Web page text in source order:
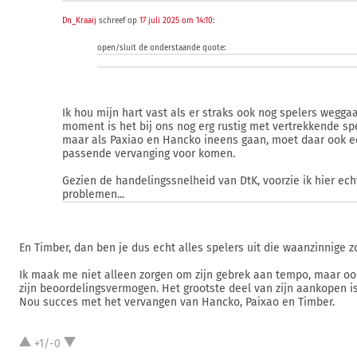
Dn_Kraaij schreef op17 juli 2025 om 14:10:
open/sluit de onderstaande quote:
Ik hou mijn hart vast als er straks ook nog spelers
moment is het bij ons nog erg rustig met vertrekkende
maar als Paxiao en Hancko ineens gaan, moet daar ook
passende vervanging voor komen.
Gezien de handelingssnelheid van DtK, voorzie ik hier
problemen...
En Timber, dan ben je dus echt alles spelers uit die waanzinnige
Ik maak me niet alleen zorgen om zijn gebrek aan tempo, maar
zijn beoordelingsvermogen. Het grootste deel van zijn aankopen
Nou succes met het vervangen van Hancko, Paixao en Timber.
+1/-0